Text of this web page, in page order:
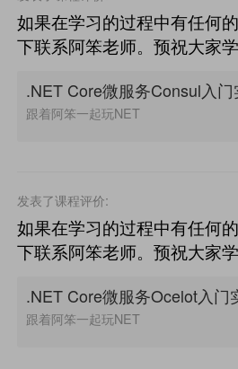
如果在学习的过程中有任何
下联系阿笨老师。预祝大家学
.NET Core微服务Consul入门
跟着阿笨一起玩NET
发表了课程评价:
如果在学习的过程中有任何
下联系阿笨老师。预祝大家学
.NET Core微服务Ocelot入门
跟着阿笨一起玩NET